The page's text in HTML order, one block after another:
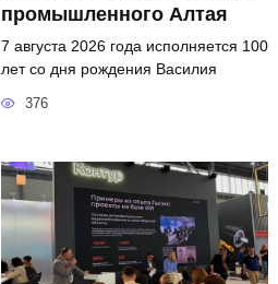
промышленного Алтая
7 августа 2026 года исполняется 100
лет со дня рождения Василия
376